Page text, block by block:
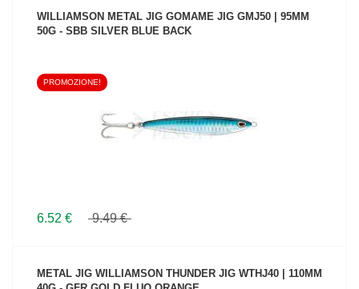
WILLIAMSON METAL JIG GOMAME JIG GMJ50 | 95MM
50G - SBB SILVER BLUE BACK
PROMOZIONE!
6.52 € 9.49 €
METAL JIG WILLIAMSON THUNDER JIG WTHJ40 | 110MM